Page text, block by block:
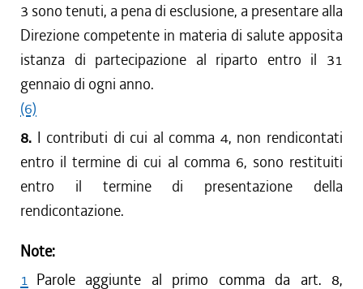
3 sono tenuti, a pena di esclusione, a presentare alla
Direzione competente in materia di salute apposita
istanza di partecipazione al riparto entro il 31
gennaio di ogni anno.
(6)
8. I contributi di cui al comma 4, non rendicontati
entro il termine di cui al comma 6, sono restituiti
entro il termine di presentazione della
rendicontazione.
Note:
1 Parole aggiunte al primo comma da art. 8,